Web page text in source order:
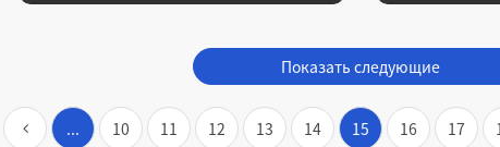
Показать следующие
... 10 11 12 13 14 15 16 17